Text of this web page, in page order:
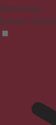
Blindenmodus
Reduziert